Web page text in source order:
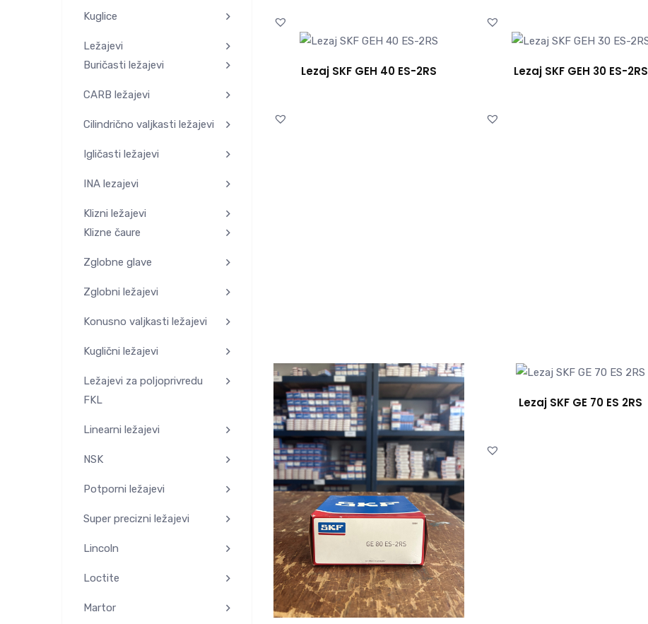
Kuglice
Ležajevi
Buričasti ležajevi
CARB ležajevi
Cilindrično valjkasti ležajevi
Igličasti ležajevi
INA lezajevi
Klizni ležajevi
Klizne čaure
Zglobne glave
Zglobni ležajevi
Konusno valjkasti ležajevi
Kuglični ležajevi
Ležajevi za poljoprivredu
FKL
Linearni ležajevi
NSK
Potporni ležajevi
Super precizni ležajevi
Lincoln
Loctite
Martor
Lezaj SKF GEH 40 ES-2RS Lezaj SKF GEH 30 ES-2RS
Lezaj SKF GE 70 ES 2RS